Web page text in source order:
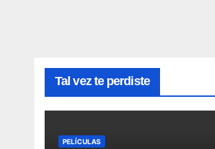
Tal vez te perdiste
PELÍCULAS